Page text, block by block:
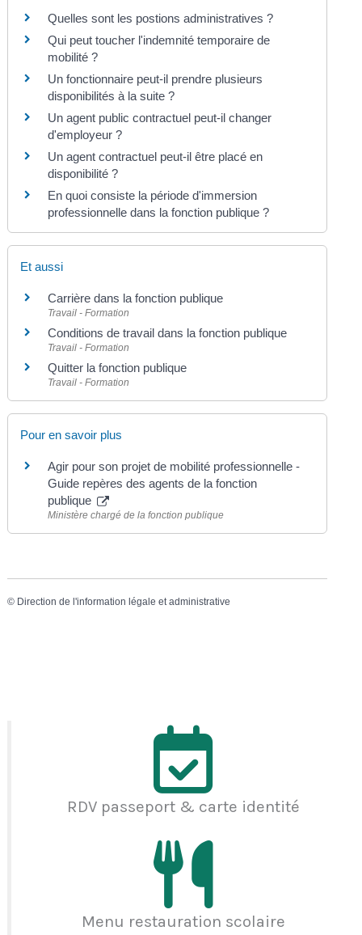
Quelles sont les postions administratives ?
Qui peut toucher l'indemnité temporaire de
mobilité ?
Un fonctionnaire peut-il prendre plusieurs
disponibilités à la suite ?
Un agent public contractuel peut-il changer
d'employeur ?
Un agent contractuel peut-il être placé en
disponibilité ?
En quoi consiste la période d'immersion
professionnelle dans la fonction publique ?
Et aussi
Carrière dans la fonction publique
Travail - Formation
Conditions de travail dans la fonction publique
Travail - Formation
Quitter la fonction publique
Travail - Formation
Pour en savoir plus
Agir pour son projet de mobilité professionnelle -
Guide repères des agents de la fonction
publique
Ministère chargé de la fonction publique
© Direction de l'information légale et administrative
RDV passeport & carte identité
Menu restauration scolaire